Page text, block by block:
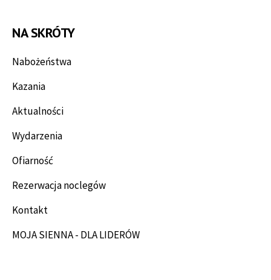
NA SKRÓTY
Nabożeństwa
Kazania
Aktualności
Wydarzenia
Ofiarność
Rezerwacja noclegów
Kontakt
MOJA SIENNA - DLA LIDERÓW